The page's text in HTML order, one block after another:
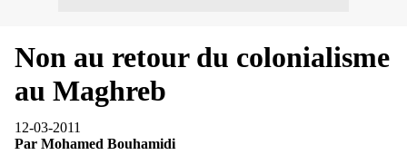
Non au retour du colonialisme
au Maghreb
12-03-2011
Par Mohamed Bouhamidi